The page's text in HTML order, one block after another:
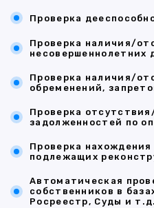
Проверка
Проверка наличия/
несовершеннолетних
Проверка наличия/
обременений,
Проверка
задолженностей по
Проверка
подлежащих
Автоматическая
собственников в
Росреестр, Суды и т.д.